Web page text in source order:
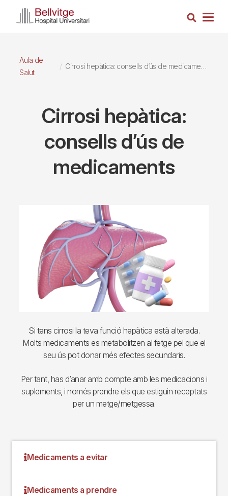
Cerca
Aula de
Salut
Cirrosi hepàtica: consells d’ús de medicaments
Cirrosi hepàtica:
consells d’ús de
medicaments
Si tens cirrosi la teva funció hepàtica està alterada.
Molts medicaments es metabolitzen al fetge pel que el
seu ús pot donar més efectes secundaris.
Per tant, has d’anar amb compte amb les medicacions i
suplements, i només prendre els que estiguin receptats
per un metge/metgessa.
Medicaments a evitar
Medicaments a prendre